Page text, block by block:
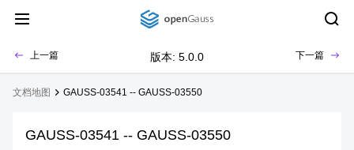
上一篇 版本: 5.0.0 下一篇
文档地图 GAUSS-03541 -- GAUSS-03550
GAUSS-03541 -- GAUSS-03550